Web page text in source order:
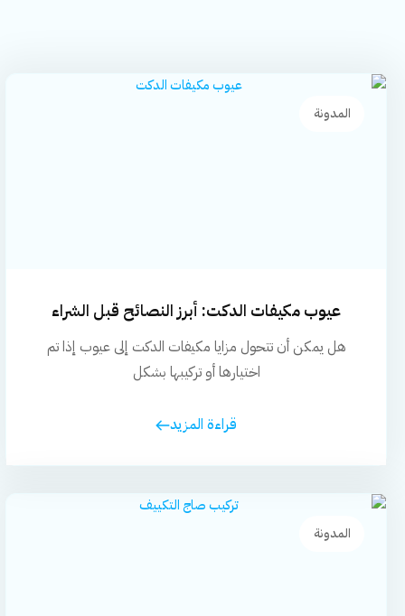
المدونة
عيوب مكيفات الدكت: أبرز النصائح قبل الشراء
والتركيب
هل يمكن أن تتحول مزايا مكيفات الدكت إلى عيوب إذا تم
اختيارها أو تركيبها بشكل
قراءة المزيد
المدونة